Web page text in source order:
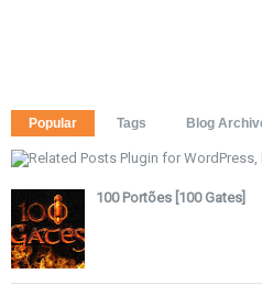
Popular Tags Blog
100 Portões [100 Gates]